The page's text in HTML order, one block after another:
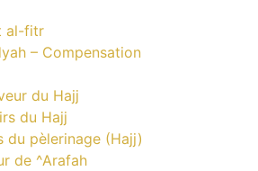
al-fitr
– Compensation
du Hajj
du Hajj
du pèlerinage (Hajj)
de ^Arafah